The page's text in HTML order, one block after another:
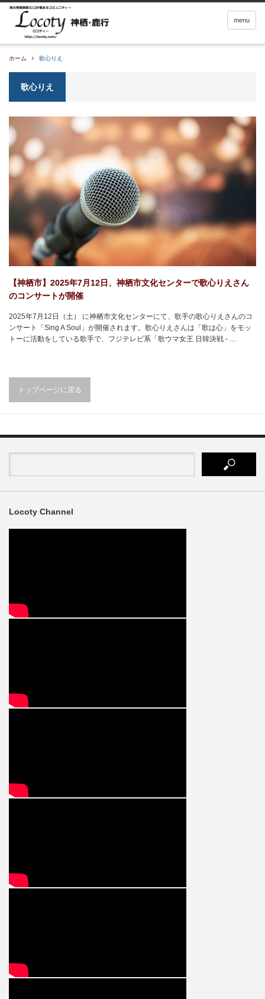
menu
ホーム 歌心りえ
歌心りえ
【神栖市】2025年7⽉12⽇、神栖市文化センターで歌心りえさん
のコンサートが開催
2025年7⽉12⽇（土） に神栖市文化センターにて、歌手の歌心りえさんのコ
ンサート「Sing A Soul」が開催されます。歌心りえさんは「歌は心」をモッ
トーに活動をしている歌手で、フジテレビ系「歌ウマ女王 日韓決戦 - …
トップページに戻る
Locoty Channel